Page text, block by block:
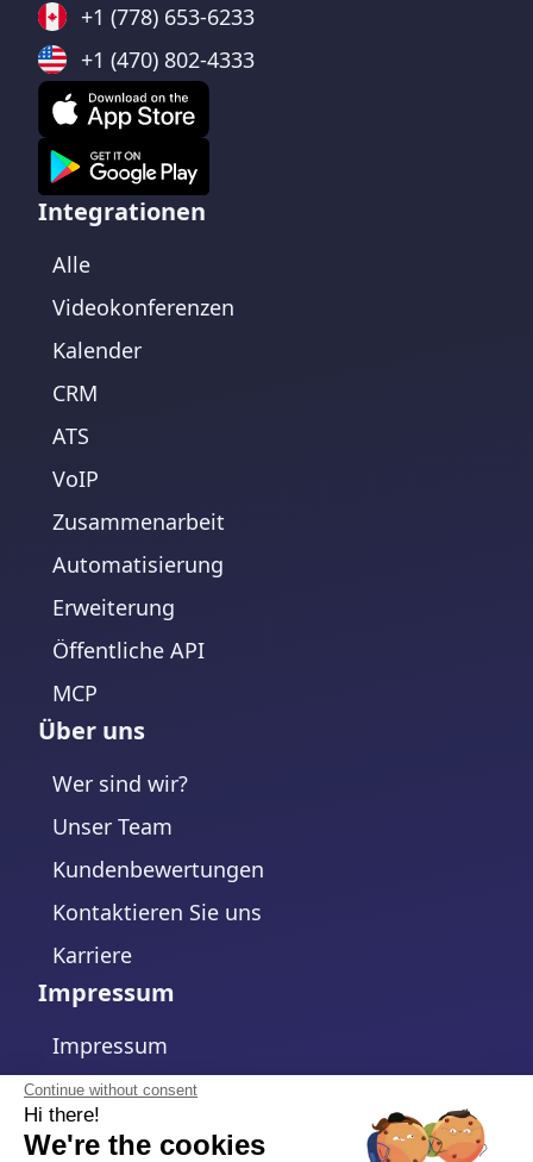
Continue without consent
Hi there!
We're the cookies
+1 (778) 653-6233
+1 (470) 802-4333
Integrationen
Alle
Videokonferenzen
Kalender
CRM
ATS
VoIP
Zusammenarbeit
Automatisierung
Erweiterung
Öffentliche API
MCP
Über uns
Wer sind wir?
Unser Team
Kundenbewertungen
Kontaktieren Sie uns
Karriere
Impressum
Impressum
Datenschutzerklärung
Cookie-Richtlinie